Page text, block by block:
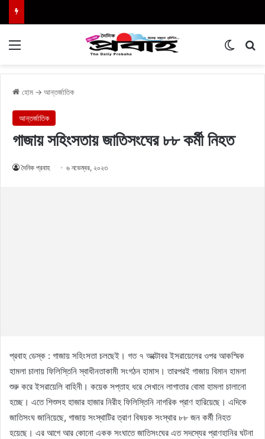
হোম → আন্তর্জাতিক
আন্তর্জাতিক
গাজায় সহিংসতায় জাতিসংঘের ৮৮ কর্মী নিহত
দৈনিক প্রবাহ ৬ নভেম্বর, ২০২৩
প্রবাহ ডেস্ক : গাজায় সহিংসতা চলছেই। গত ৭ অক্টোবর ইসরায়েলের ওপর আকস্মিক
হামলা চালায় ফিলিস্তিনি স্বাধীনতাকামী সংগঠন হামাস। তারপরই গাজায় বিমান হামলা
শুরু করে ইসরায়েলি বাহিনী। কয়েক সপ্তাহ ধরে সেখানে লাগাতার বোমা হামলা চালানো
হচ্ছে। এতে শিশুসহ হাজার হাজার নিরীহ ফিলিস্তিনি নাগরিক প্রাণ হারিয়েছে। এদিকে
জাতিসংঘ জানিয়েছে, গাজায় সংস্থাটির ত্রাণ বিষয়ক সংস্থার ৮৮ জন কর্মী নিহত
হয়েছে। এর আগে আর কোনো একক সংঘাতে জাতিসংঘের এত সদস্যের প্রাণহানির ঘটনা